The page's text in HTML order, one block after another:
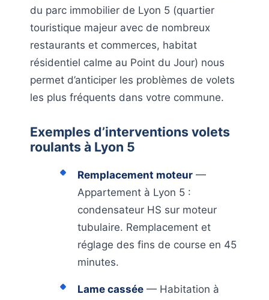
du parc immobilier de Lyon 5 (quartier
touristique majeur avec de nombreux
restaurants et commerces, habitat
résidentiel calme au Point du Jour) nous
permet d’anticiper les problèmes de volets
les plus fréquents dans votre commune.
Exemples d’interventions volets
roulants à Lyon 5
Remplacement moteur —
Appartement à Lyon 5 :
condensateur HS sur moteur
tubulaire. Remplacement et
réglage des fins de course en 45
minutes.
Lame cassée — Habitation à